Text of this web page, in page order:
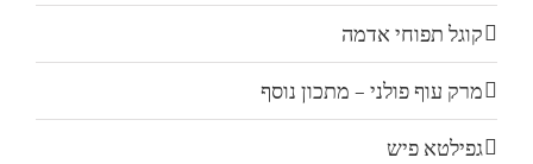
קוגל תפוחי אדמה
מרק עוף פולני – מתכון נוסף
גפילטא פיש